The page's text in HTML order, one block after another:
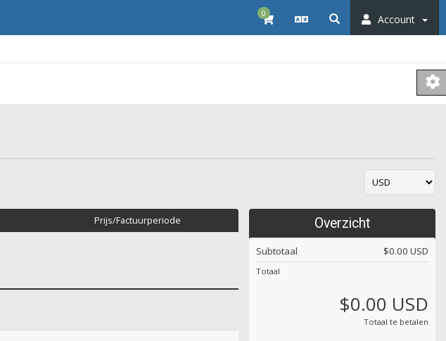
0 Account
Prijs/Factuurperiode Overzicht
Subtotaal $0.00 USD
Totaal
$0.00 USD
Totaal te betalen